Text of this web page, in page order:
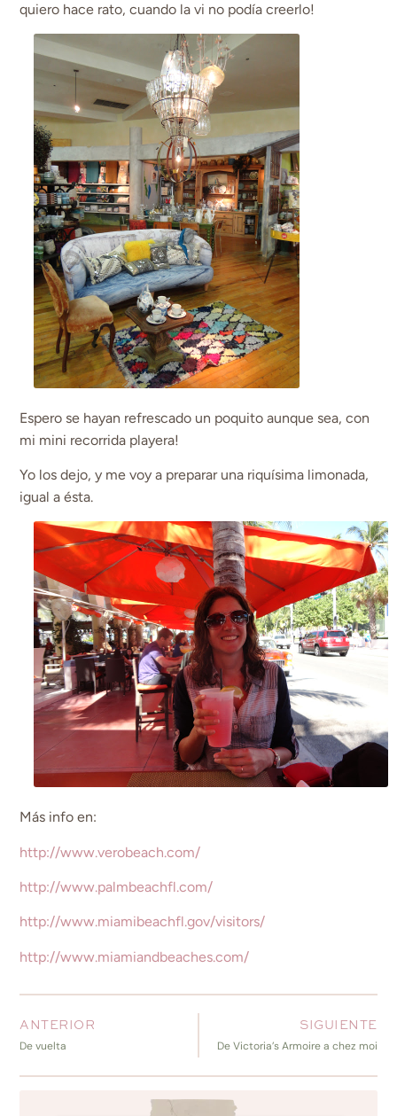
quiero hace rato, cuando la vi no podía creerlo!
Espero se hayan refrescado un poquito aunque sea, con
mi mini recorrida playera!
Yo los dejo, y me voy a preparar una riquísima limonada,
igual a ésta.
Más info en:
http://www.verobeach.com/
http://www.palmbeachfl.com/
http://www.miamibeachfl.gov/visitors/
http://www.miamiandbeaches.com/
ANTERIOR
De vuelta
SIGUIENTE
De Victoria’s Armoire a chez moi